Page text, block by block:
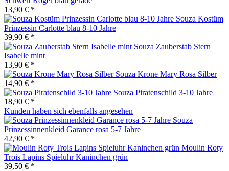
13,90 € *
Souza Kostüm
Prinzessin Carlotte blau 8-10 Jahre
39,90 € *
Souza Zauberstab Stern
Isabelle mint
13,90 € *
Souza Krone Mary Rosa Silber
14,90 € *
Souza Piratenschild 3-10 Jahre
18,90 € *
Kunden haben sich ebenfalls angesehen
Souza
Prinzessinnenkleid Garance rosa 5-7 Jahre
42,90 € *
Moulin Roty
Trois Lapins Spieluhr Kaninchen grün
39,50 € *